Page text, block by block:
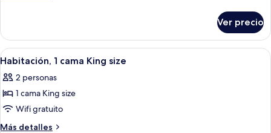
camas
individuales
estándar,
camas
Ver precio
Abrir
todas
las
fotos
de
Habitación,
Habitación de hotel con una cama
2
Habitación, 1 cama King size
2 personas
1 cama King size
Wifi gratuito
Más detalles
Más